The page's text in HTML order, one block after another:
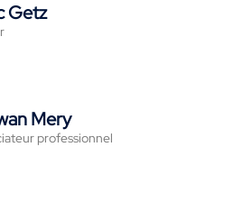
Getz
Mery
professionnel